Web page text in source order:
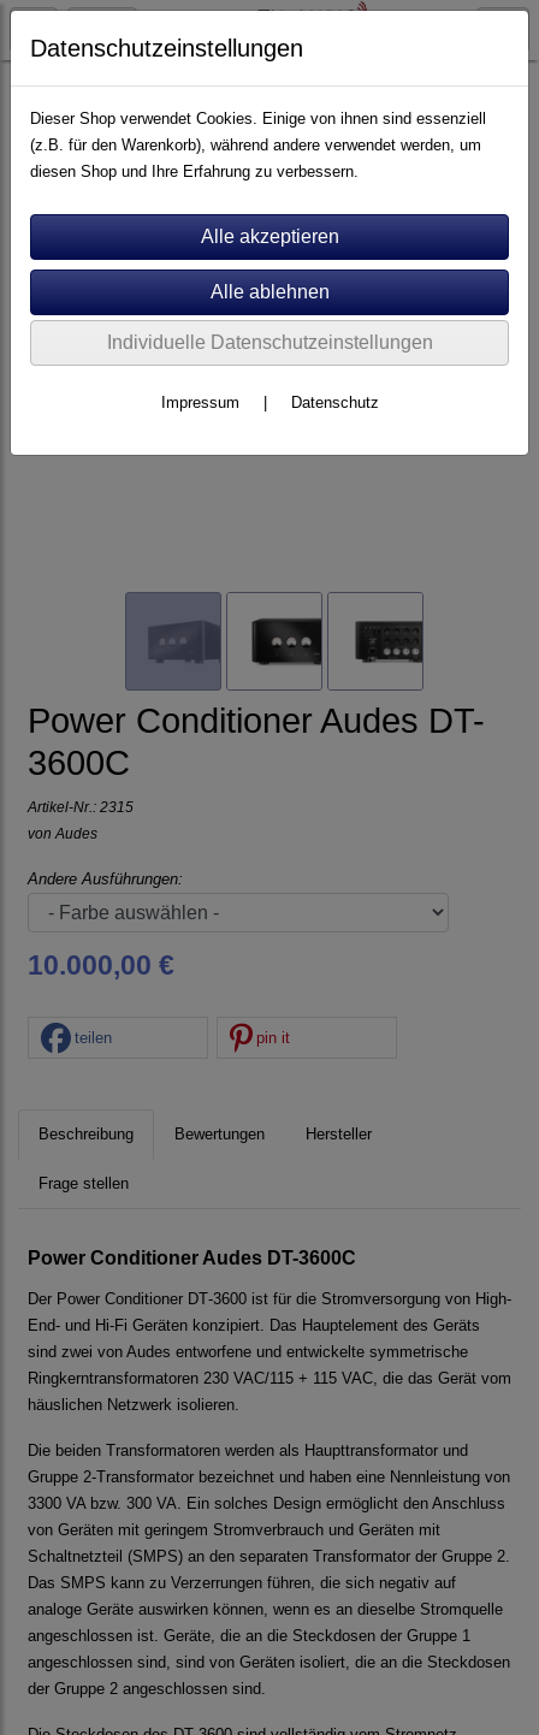
Stromversorgung
Power Conditioner Audes DT-
3600C
Artikel-Nr.: 2315
von Audes
Andere Ausführungen:
10.000,00 €
teilen pin it
Beschreibung Bewertungen Hersteller
Frage stellen
Power Conditioner Audes DT-3600C
Der Power Conditioner DT‐3600 ist für die Stromversorgung von High‐
End‐ und Hi‐Fi Geräten konzipiert. Das Hauptelement des Geräts
sind zwei von Audes entworfene und entwickelte symmetrische
Ringkerntransformatoren 230 VAC/115 + 115 VAC, die das Gerät vom
häuslichen Netzwerk isolieren.
Die beiden Transformatoren werden als Haupttransformator und
Gruppe 2‐Transformator bezeichnet und haben eine Nennleistung von
3300 VA bzw. 300 VA. Ein solches Design ermöglicht den Anschluss
von Geräten mit geringem Stromverbrauch und Geräten mit
Schaltnetzteil (SMPS) an den separaten Transformator der Gruppe 2.
Das SMPS kann zu Verzerrungen führen, die sich negativ auf
analoge Geräte auswirken können, wenn es an dieselbe Stromquelle
angeschlossen ist. Geräte, die an die Steckdosen der Gruppe 1
angeschlossen sind, sind von Geräten isoliert, die an die Steckdosen
der Gruppe 2 angeschlossen sind.
Datenschutzeinstellungen
Dieser Shop verwendet Cookies. Einige von ihnen sind essenziell
(z.B. für den Warenkorb), während andere verwendet werden, um
diesen Shop und Ihre Erfahrung zu verbessern.
Individuelle Datenschutzeinstellungen
Impressum Datenschutz